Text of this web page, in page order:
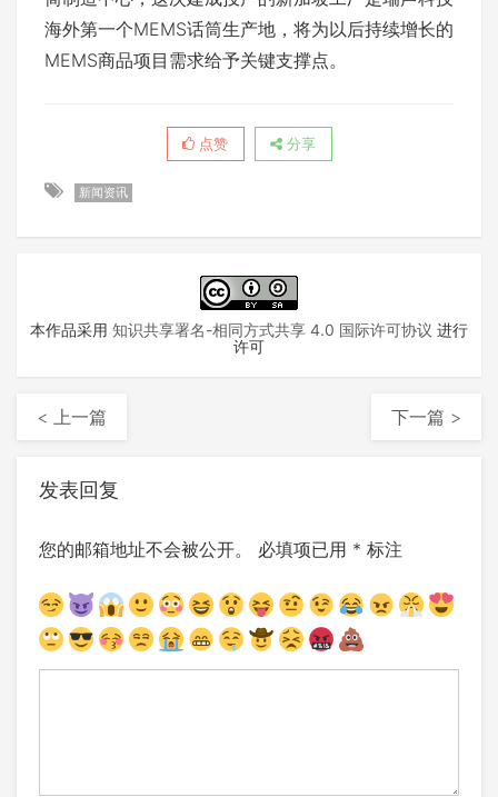
海外第一个MEMS话筒生产地，将为以后持续增长的
MEMS商品项目需求给予关键支撑点。
点赞 分享
新闻资讯
本作品采用 知识共享署名-相同方式共享 4.0 国际许可协议 进行
许可
< 上一篇 下一篇 >
发表回复
您的邮箱地址不会被公开。 必填项已用 * 标注